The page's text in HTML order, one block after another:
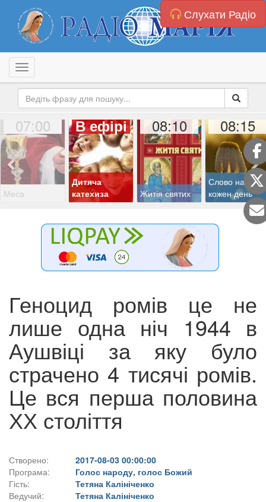
Слухати Радіо
Toggle navigation
07:00
Меса
В ефірі
Дитяча
катехиза
08:10
Житія святих
08:15
Слово на
кожен день
Геноцид ромів це не
лише одна ніч 1944 в
Аушвіці за яку було
страчено 4 тисячі ромів.
Це вся перша половина
ХХ століття
Створено:
2017-08-03 00:00:00
Програма:
Голос народу, голос Божий
Гість:
Тетяна Калініченко
Ведучий:
Тетяна Калініченко